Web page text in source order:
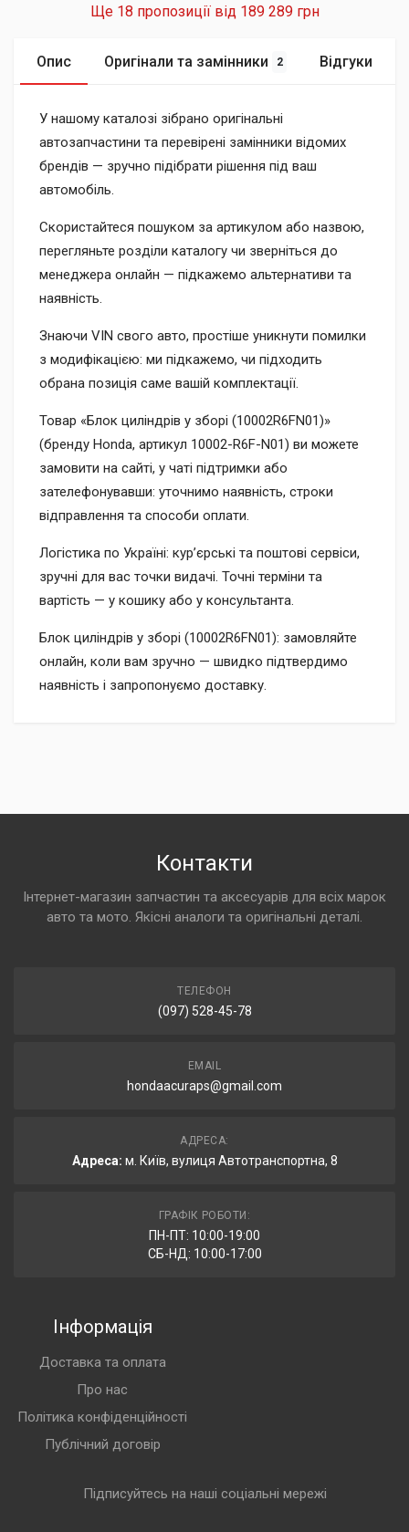
Ще 18 пропозиції від 189 289 грн
Опис Оригінали та замінники 2 Відгуки
У нашому каталозі зібрано оригінальні
автозапчастини та перевірені замінники відомих
брендів — зручно підібрати рішення під ваш
автомобіль.
Скористайтеся пошуком за артикулом або назвою,
перегляньте розділи каталогу чи зверніться до
менеджера онлайн — підкажемо альтернативи та
наявність.
Знаючи VIN свого авто, простіше уникнути помилки
з модифікацією: ми підкажемо, чи підходить
обрана позиція саме вашій комплектації.
Товар «Блок циліндрів у зборі (10002R6FN01)»
(бренду Honda, артикул 10002-R6F-N01) ви можете
замовити на сайті, у чаті підтримки або
зателефонувавши: уточнимо наявність, строки
відправлення та способи оплати.
Логістика по Україні: кур’єрські та поштові сервіси,
зручні для вас точки видачі. Точні терміни та
вартість — у кошику або у консультанта.
Блок циліндрів у зборі (10002R6FN01): замовляйте
онлайн, коли вам зручно — швидко підтвердимо
наявність і запропонуємо доставку.
Контакти
Інтернет-магазин запчастин та аксесуарів для всіх марок
авто та мото. Якісні аналоги та оригінальні деталі.
ТЕЛЕФОН
(097) 528-45-78
EMAIL
hondaacuraps@gmail.com
АДРЕСА:
Адреса: м. Київ, вулиця Автотранспортна, 8
ГРАФІК РОБОТИ:
ПН-ПТ: 10:00-19:00
СБ-НД: 10:00-17:00
Інформація
Доставка та оплата
Про нас
Політика конфіденційності
Публічний договір
Підписуйтесь на наші соціальні мережі